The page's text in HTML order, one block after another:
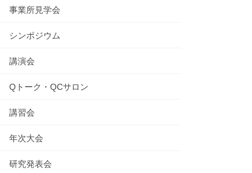
事業所見学会
シンポジウム
講演会
Qトーク・QCサロン
講習会
年次大会
研究発表会